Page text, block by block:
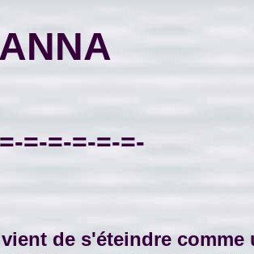
ANNA
=-=-=-=-=-
de s'éteindre comme